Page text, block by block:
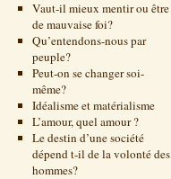
Vaut-il mieux mentir ou être
de mauvaise foi?
Qu’entendons-nous par
peuple?
Peut-on se changer soi-
même?
Idéalisme et matérialisme
L’amour, quel amour ?
Le destin d’une société
dépend t-il de la volonté des
hommes?